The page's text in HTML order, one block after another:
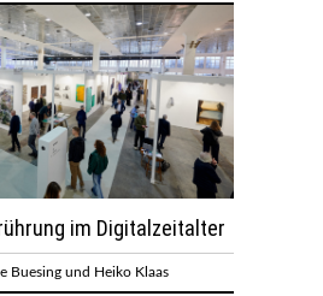
im Digitalzeitalter
Buesing und Heiko Klaas